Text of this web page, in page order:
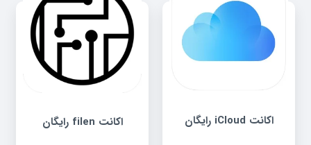
اکانت iCloud رایگان اکانت filen رایگان